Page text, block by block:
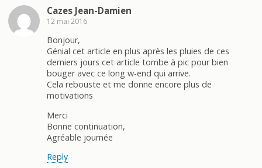
Cazes Jean-Damien
12 mai 2016
Bonjour,
Génial cet article en plus après les pluies de ces
derniers jours cet article tombe à pic pour bien
bouger avec ce long w-end qui arrive.
Cela rebouste et me donne encore plus de
motivations
Merci
Bonne continuation,
Agréable journée
Reply